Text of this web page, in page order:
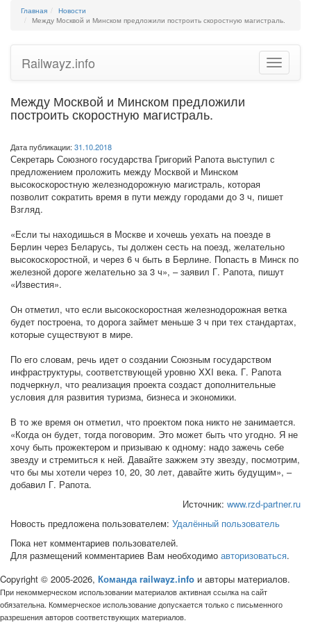
Главная
Новости
Между Москвой и Минском предложили построить скоростную магистраль.
Toggle
Railwayz.info
Между Москвой и Минском предложили
построить скоростную магистраль.
Дата публикации: 31.10.2018
Секретарь Союзного государства Григорий Рапота выступил с
предложением проложить между Москвой и Минском
высокоскоростную железнодорожную магистраль, которая
позволит сократить время в пути между городами до 3 ч, пишет
Взгляд.
«Если ты находишься в Москве и хочешь уехать на поезде в
Берлин через Беларусь, ты должен сесть на поезд, желательно
высокоскоростной, и через 6 ч быть в Берлине. Попасть в Минск по
железной дороге желательно за 3 ч», – заявил Г. Рапота, пишут
«Известия».
Он отметил, что если высокоскоростная железнодорожная ветка
будет построена, то дорога займет меньше 3 ч при тех стандартах,
которые существуют в мире.
По его словам, речь идет о создании Союзным государством
инфраструктуры, соответствующей уровню XXI века. Г. Рапота
подчеркнул, что реализация проекта создаст дополнительные
условия для развития туризма, бизнеса и экономики.
В то же время он отметил, что проектом пока никто не занимается.
«Когда он будет, тогда поговорим. Это может быть что угодно. Я не
хочу быть прожектером и призываю к одному: надо зажечь себе
звезду и стремиться к ней. Давайте зажжем эту звезду, посмотрим,
что бы мы хотели через 10, 20, 30 лет, давайте жить будущим», –
добавил Г. Рапота.
Источник: www.rzd-partner.ru
Новость предложена пользователем: Удалённый пользователь
Пока нет комментариев пользователей.
Для размещений комментариев Вам необходимо авторизоваться.
Copyright © 2005-2026, Команда railwayz.info и авторы материалов.
При некоммерческом использовании материалов активная ссылка на сайт
обязательна. Коммерческое использование допускается только с письменного
разрешения авторов соответствующих материалов.